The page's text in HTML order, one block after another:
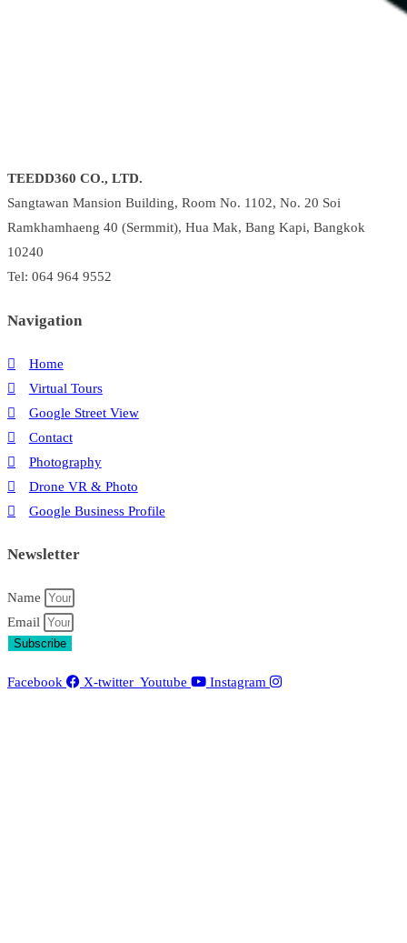
TEEDD360 CO., LTD.
Sangtawan Mansion Building, Room No. 1102, No. 20 Soi
Ramkhamhaeng 40 (Sermmit), Hua Mak, Bang Kapi, Bangkok
10240
Tel: 064 964 9552
Navigation
Home
Virtual Tours
Google Street View
Contact
Photography
Drone VR & Photo
Google Business Profile
Newsletter
Name
Email
Subscribe
Facebook X-twitter Youtube Instagram